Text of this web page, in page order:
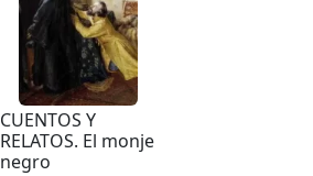
CUENTOS Y
RELATOS. El monje
negro